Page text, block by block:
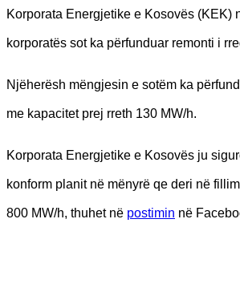
Korporata Energjetike e Kosovës (KEK)
korporatës sot ka përfunduar remonti i
Njëherësh mëngjesin e sotëm ka
me kapacitet prej rreth 130 MW/h.
Korporata Energjetike e Kosovës ju
konform planit në mënyrë qe deri në
800 MW/h, thuhet në postimin në